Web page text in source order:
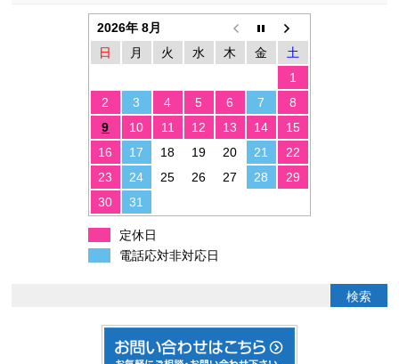
2026年 8月
日
月 火 水 木 金
土
1
2
3 4 5 6 7
8
9
10 11 12 13 14
15
16
17 18 19 20 21
22
23
24 25 26 27 28
29
30
31
定休日
電話応対非対応日